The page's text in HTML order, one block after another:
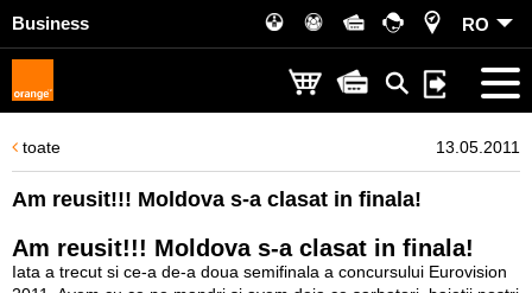
Business RO
toate 13.05.2011
Am reusit!!! Moldova s-a clasat in finala!
Am reusit!!! Moldova s-a clasat in finala!
Iata a trecut si ce-a de-a doua semifinala a concursului Eurovision